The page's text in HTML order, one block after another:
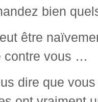
bien
être
contre vous …
dire que